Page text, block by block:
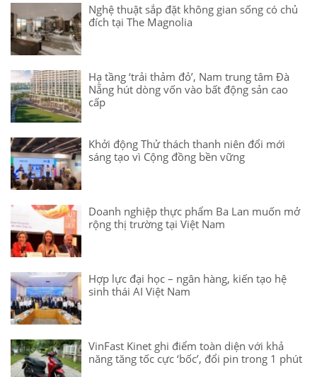
Nghệ thuật sắp đặt không gian sống có chủ
đích tại The Magnolia
Hạ tầng ‘trải thảm đỏ’, Nam trung tâm Đà
Nẵng hút dòng vốn vào bất động sản cao
cấp
Khởi động Thử thách thanh niên đổi mới
sáng tạo vì Cộng đồng bền vững
Doanh nghiệp thực phẩm Ba Lan muốn mở
rộng thị trường tại Việt Nam
Hợp lực đại học – ngân hàng, kiến tạo hệ
sinh thái AI Việt Nam
VinFast Kinet ghi điểm toàn diện với khả
năng tăng tốc cực ‘bốc’, đổi pin trong 1 phút